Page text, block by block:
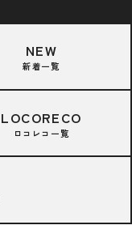
NEW
新着一覧
LOCORECO
ロコレコ一覧